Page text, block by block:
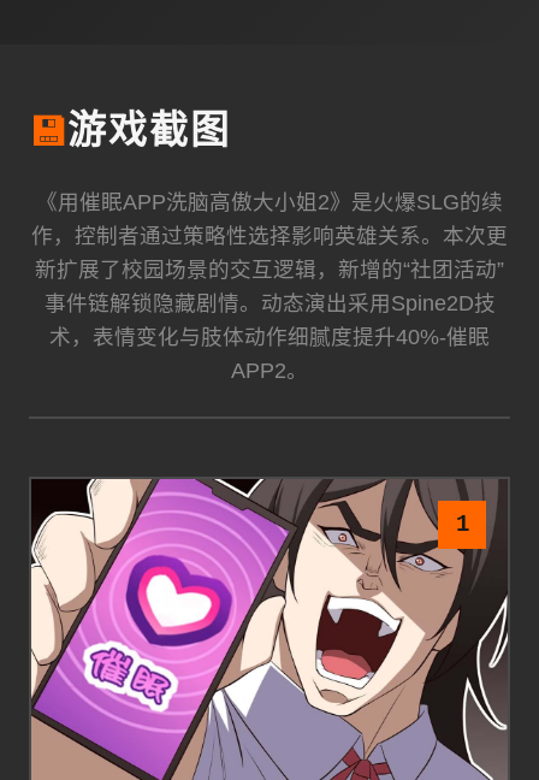
💾游戏截图
《用催眠APP洗脑高傲大小姐2》是火爆SLG的续
作，控制者通过策略性选择影响英雄关系。本次更
新扩展了校园场景的交互逻辑，新增的“社团活动”
事件链解锁隐藏剧情。动态演出采用Spine2D技
术，表情变化与肢体动作细腻度提升40%-催眠
APP2。
1